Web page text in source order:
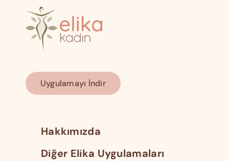
Uygulamayı İndir
Hakkımızda
Diğer Elika Uygulamaları